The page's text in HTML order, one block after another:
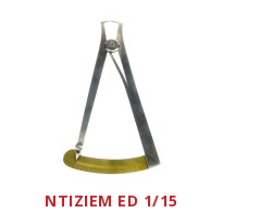
ΝΤΙΖΙΕΜ ED 1/15